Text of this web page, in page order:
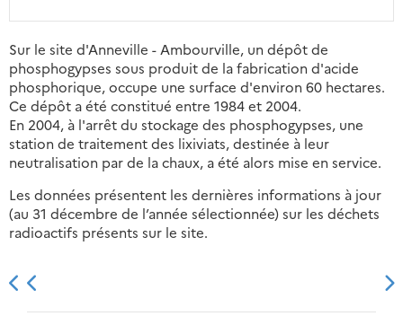
Sur le site d'Anneville - Ambourville, un dépôt de
phosphogypses sous produit de la fabrication d'acide
phosphorique, occupe une surface d'environ 60 hectares.
Ce dépôt a été constitué entre 1984 et 2004.
En 2004, à l'arrêt du stockage des phosphogypses, une
station de traitement des lixiviats, destinée à leur
neutralisation par de la chaux, a été alors mise en service.
Les données présentent les dernières informations à jour
(au 31 décembre de l’année sélectionnée) sur les déchets
radioactifs présents sur le site.